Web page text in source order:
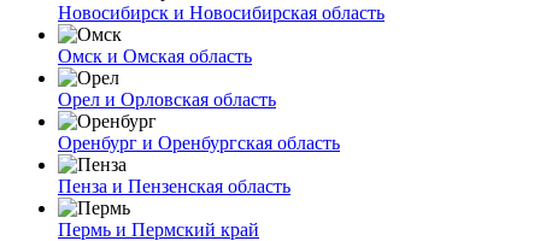
Новосибирск и Новосибирская область
Омск и Омская область
Орел и Орловская область
Оренбург и Оренбургская область
Пенза и Пензенская область
Пермь и Пермский край